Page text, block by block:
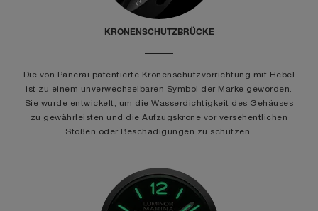
KRONENSCHUTZBRÜCKE
Die von Panerai patentierte Kronenschutzvorrichtung mit Hebel
ist zu einem unverwechselbaren Symbol der Marke geworden.
Sie wurde entwickelt, um die Wasserdichtigkeit des Gehäuses
zu gewährleisten und die Aufzugskrone vor versehentlichen
Stößen oder Beschädigungen zu schützen.